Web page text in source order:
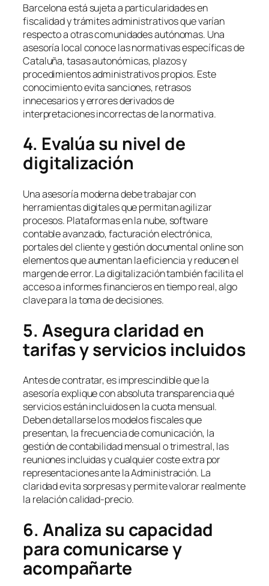
Barcelona está sujeta a particularidades en
fiscalidad y trámites administrativos que varían
respecto a otras comunidades autónomas. Una
asesoría local conoce las normativas específicas de
Cataluña, tasas autonómicas, plazos y
procedimientos administrativos propios. Este
conocimiento evita sanciones, retrasos
innecesarios y errores derivados de
interpretaciones incorrectas de la normativa.
4. Evalúa su nivel de
digitalización
Una asesoría moderna debe trabajar con
herramientas digitales que permitan agilizar
procesos. Plataformas en la nube, software
contable avanzado, facturación electrónica,
portales del cliente y gestión documental online son
elementos que aumentan la eficiencia y reducen el
margen de error. La digitalización también facilita el
acceso a informes financieros en tiempo real, algo
clave para la toma de decisiones.
5. Asegura claridad en
tarifas y servicios incluidos
Antes de contratar, es imprescindible que la
asesoría explique con absoluta transparencia qué
servicios están incluidos en la cuota mensual.
Deben detallarse los modelos fiscales que
presentan, la frecuencia de comunicación, la
gestión de contabilidad mensual o trimestral, las
reuniones incluidas y cualquier coste extra por
representaciones ante la Administración. La
claridad evita sorpresas y permite valorar realmente
la relación calidad-precio.
6. Analiza su capacidad
para comunicarse y
acompañarte